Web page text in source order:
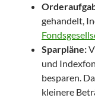
gehandelt,
Sparpläne:
und
besparen.
kleinere